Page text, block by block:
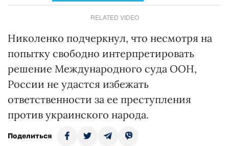
RELATED VIDEO
Николенко подчеркнул, что несмотря на
попытку свободно интерпретировать
решение Международного суда ООН,
России не удастся избежать
ответственности за ее преступления
против украинского народа.
Поделиться